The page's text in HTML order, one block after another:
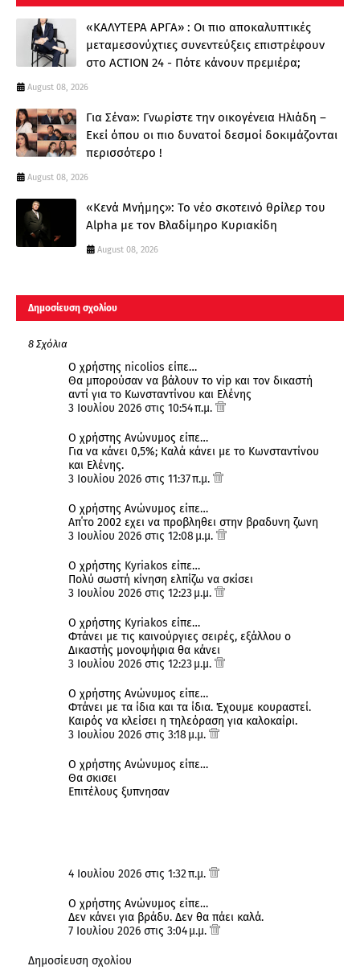
«ΚΑΛΥΤΕΡΑ ΑΡΓΑ» : Oι πιο αποκαλυπτικές
μεταμεσονύχτιες συνεντεύξεις επιστρέφουν
στο ACTION 24 - Πότε κάνουν πρεμιέρα;
August 08, 2026
Για Σένα»: Γνωρίστε την οικογένεια Ηλιάδη –
Εκεί όπου οι πιο δυνατοί δεσμοί δοκιμάζονται
περισσότερο !
August 08, 2026
«Κενά Μνήμης»: Το νέο σκοτεινό θρίλερ του
Alpha με τον Βλαδίμηρο Κυριακίδη
August 08, 2026
Δημοσίευση σχολίου
8 Σχόλια
Ο χρήστης nicolios είπε…
Θα μπορούσαν να βάλουν το vip και τον δικαστή
αντί για το Κωνσταντίνου και Ελένης
3 Ιουλίου 2026 στις 10:54 π.μ.
Ο χρήστης Ανώνυμος είπε…
Για να κάνει 0,5%; Καλά κάνει με το Κωνσταντίνου
και Ελένης.
3 Ιουλίου 2026 στις 11:37 π.μ.
Ο χρήστης Ανώνυμος είπε…
Απ΄το 2002 εχει να προβληθει στην βραδυνη ζωνη
3 Ιουλίου 2026 στις 12:08 μ.μ.
Ο χρήστης Kyriakos είπε…
Πολύ σωστή κίνηση ελπίζω να σκίσει
3 Ιουλίου 2026 στις 12:23 μ.μ.
Ο χρήστης Kyriakos είπε…
Φτάνει με τις καινούργιες σειρές, εξάλλου ο
Δικαστής μονοψήφια θα κάνει
3 Ιουλίου 2026 στις 12:23 μ.μ.
Ο χρήστης Ανώνυμος είπε…
Φτάνει με τα ίδια και τα ίδια. Έχουμε κουραστεί.
Καιρός να κλείσει η τηλεόραση για καλοκαίρι.
3 Ιουλίου 2026 στις 3:18 μ.μ.
Ο χρήστης Ανώνυμος είπε…
Θα σκισει
Επιτέλους ξυπνησαν
4 Ιουλίου 2026 στις 1:32 π.μ.
Ο χρήστης Ανώνυμος είπε…
Δεν κάνει για βράδυ. Δεν θα πάει καλά.
7 Ιουλίου 2026 στις 3:04 μ.μ.
Δημοσίευση σχολίου